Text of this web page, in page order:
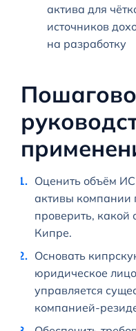
актива для
источников
на разработку
Оценить объём ИС
активы
проверить, какой
Кипре.
Основать
юридическое
управляется
компанией-